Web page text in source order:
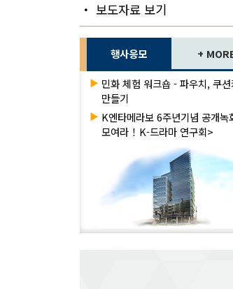
・ 보도자료 보기
행사응모 +
▶ 민화 체험 워크숍 - 파우치, 쿠션
만들기
▶ K엔타메라보 6주년기념 공개녹
모여라！K-드라마 연구회>